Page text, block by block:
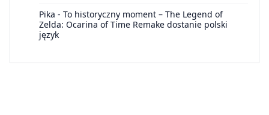
Pika - To historyczny moment – The Legend of
Zelda: Ocarina of Time Remake dostanie polski
język